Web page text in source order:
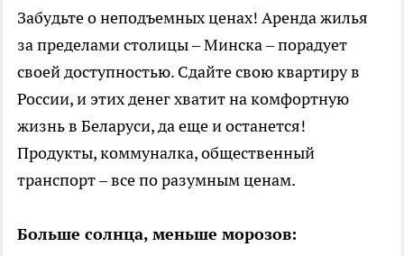
Забудьте о неподъемных ценах! Аренда жилья
за пределами столицы – Минска – порадует
своей доступностью. Сдайте свою квартиру в
России, и этих денег хватит на комфортную
жизнь в Беларуси, да еще и останется!
Продукты, коммуналка, общественный
транспорт – все по разумным ценам.
Больше солнца, меньше морозов: